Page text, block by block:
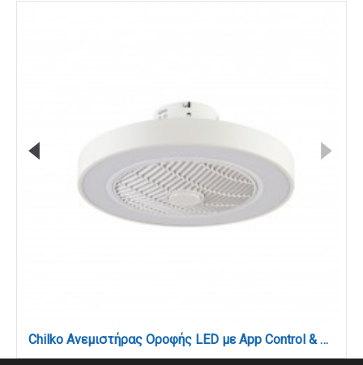
Chilko Ανεμιστήρας Οροφής LED με App Control & 3CCT | Λευκός (101000310)